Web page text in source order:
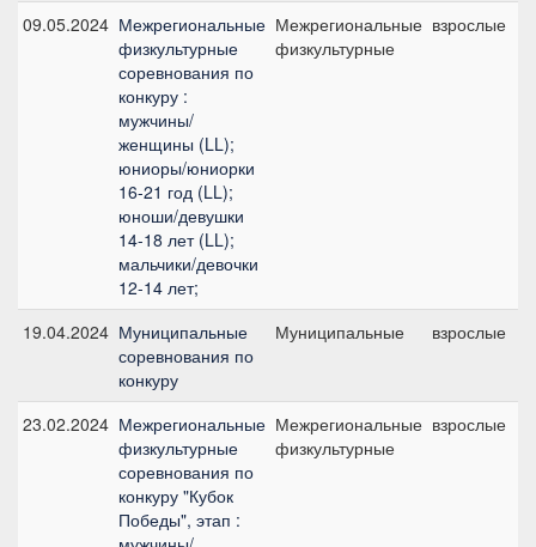
09.05.2024 Межрегиональные
физкультурные
соревнования по
конкуру :
мужчины/
женщины (LL);
юниоры/юниорки
16-21 год (LL);
юноши/девушки
14-18 лет (LL);
мальчики/девочки
12-14 лет;
Межрегиональные
физкультурные
взрослые
19.04.2024 Муниципальные
соревнования по
конкуру
Муниципальные взрослые
23.02.2024 Межрегиональные
физкультурные
соревнования по
конкуру "Кубок
Победы", этап :
Межрегиональные
физкультурные
взрослые